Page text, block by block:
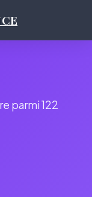
parmi 122